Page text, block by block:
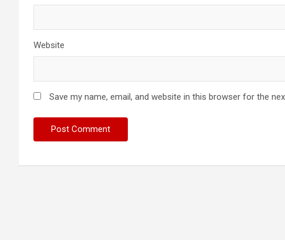
Website
Save my name, email, and website in this browser for the